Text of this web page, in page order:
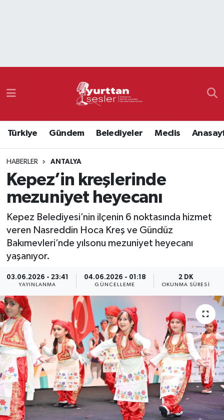
Türkiye Gündem Belediyeler Meclis
HABERLER ANTALYA
Kepez’in kreşlerinde
mezuniyet heyecanı
Kepez Belediyesi’nin ilçenin 6 noktasında hizmet
veren Nasreddin Hoca Kreş ve Gündüz
Bakımevleri’nde yılsonu mezuniyet heyecanı
yaşanıyor.
03.06.2026 - 23:41
YAYINLANMA
04.06.2026 - 01:18
GÜNCELLEME
2 DK
OKUNMA SÜRESI
Namaz Vakitleri
Süper Lig Puan Durumu ve Fikstür
Tüm Manşetler
Son Dakika Haberleri
Haber Arşivi